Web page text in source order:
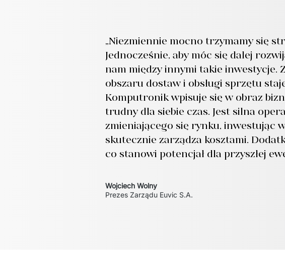
„Niezmiennie mocno trzymamy się
Jednocześnie, aby móc się dalej
nam między innymi takie inwestycje.
obszaru dostaw i obsługi sprzętu
Komputronik wpisuje się w obraz
trudny dla siebie czas. Jest silna
zmieniającego się rynku, inwestując
skutecznie zarządza kosztami.
co stanowi potencjał dla przyszłej
Wojciech Wolny
Prezes Zarządu Euvic S.A.